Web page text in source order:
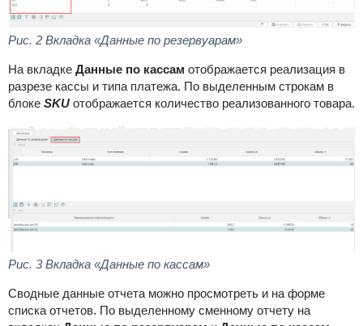
Рис. 2 Вкладка «Данные по резервуарам»
На вкладке Данные по кассам отображается реализация в
разрезе кассы и типа платежа. По выделенным строкам в
блоке SKU отображается количество реализованного товара.
Рис. 3 Вкладка «Данные по кассам»
Сводные данные отчета можно просмотреть и на форме
списка отчетов. По выделенному сменному отчету на